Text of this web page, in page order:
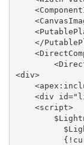
</
<div>
<div
    <script>